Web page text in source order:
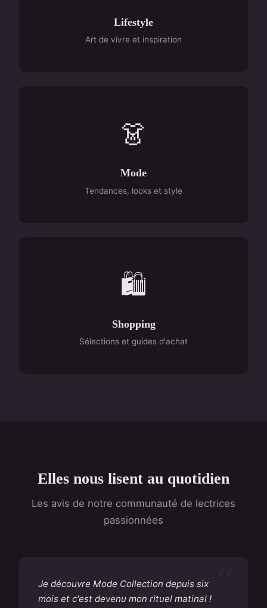
Lifestyle
Art de vivre et inspiration
👗
Mode
Tendances, looks et style
🛍️
Shopping
Sélections et guides d'achat
Elles nous lisent au quotidien
Les avis de notre communauté de lectrices
passionnées
Je découvre Mode Collection depuis six
mois et c'est devenu mon rituel matinal !